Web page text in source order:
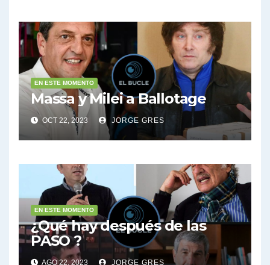
EN ESTE MOMENTO
Massa y Milei a Ballotage
OCT 22, 2023 JORGE GRES
EN ESTE MOMENTO
¿Qué hay después de las
PASO ?
AGO 22, 2023 JORGE GRES